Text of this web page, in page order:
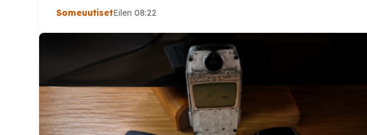
budjettiesityksen kommentoinnin yhteydessä. Tilaa Posi TV –
tulevaisuudessa. Koskela kertoo julkaisseensa kuvan alun perin
siksi, että oli budjettiin yhtä tyytymätön kuin ilmeensä kuvassa.
Hänen mukaansa osa kommentoijista piti kuvaa liian
paljastavana ja […]
SomeuutisetEilen 08:22